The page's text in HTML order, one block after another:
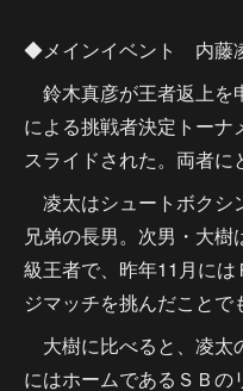
◆メインイベント 内藤
鈴木真彦が王者返上を
による挑戦者決定トーナ
スライドされた。両者に
凌太はシュートボクシ
兄弟の長男。次男・大
級王者で、昨年11月に
ジマッチを挑んだことで
大樹に比べると、凌太
にはホームであるＳＢ